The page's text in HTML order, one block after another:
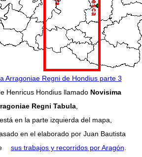
Arragoniae Regni de Hondius parte 3
Henricus Hondius llamado Novisima
Regni Tabula,
en la parte izquierda del mapa,
en el elaborado por Juan Bautista
sus trabajos y recorridos por Aragón.